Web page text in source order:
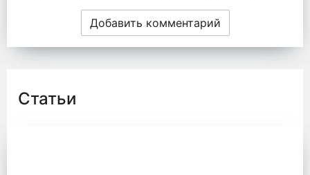
Добавить комментарий
Статьи